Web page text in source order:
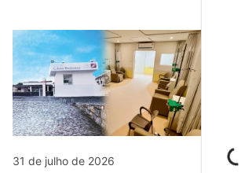
31 de julho de 2026